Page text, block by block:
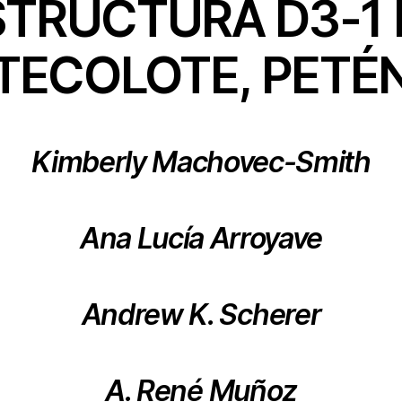
D3-1
Kimberly Machovec-Smith
Ana Lucía Arroyave
Andrew K. Scherer
A. René Muñoz